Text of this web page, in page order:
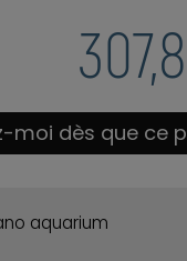
moi dès que ce
aquarium